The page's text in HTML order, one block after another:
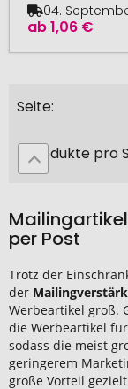
ab1,06 €
04.
Seite
Produkte pro
per Post
Trotz der
der
Werbeartikel groß.
die Werbeartikel
sodass die meist
geringerem
große Vorteil